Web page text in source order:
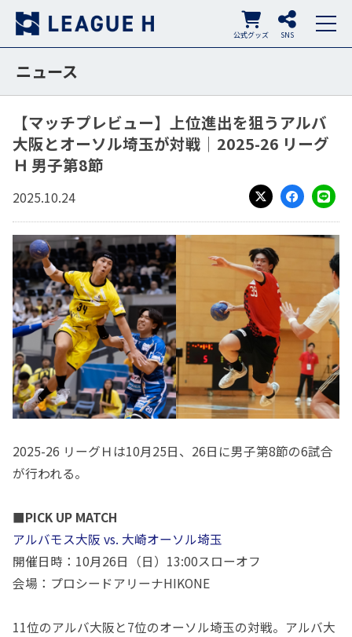
SNS
公式グッズ
ニュース
【マッチプレビュー】上位進出を狙うアルバ
大阪とオーソル埼玉が対戦│2025-26 リーグ
Ｈ 男子第8節
2025.10.24
X
Facebook
LINE
2025-26 リーグＨは10月25日、26日に男子第8節の6試合
が行われる。
■PICK UP MATCH
アルバモス大阪 vs. 大崎オーソル埼玉
開催日時： 10月26日（日） 13:00スローオフ
会場：プロシードアリーナHIKONE
11位のアルバ大阪と7位のオーソル埼玉の対戦。アルバ大